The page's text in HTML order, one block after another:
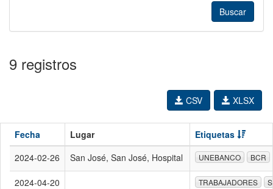
9 registros
XLSX
CSV
Fecha Lugar
Etiquetas
2024-02-26
San José, San José, Hospital UNEBANCO BCR
2024-04-20 TRABAJADORES